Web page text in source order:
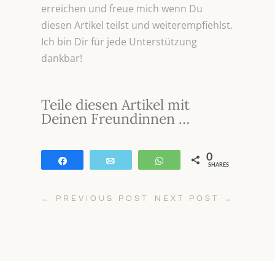
erreichen und freue mich wenn Du
diesen Artikel teilst und weiterempfiehlst.
Ich bin Dir für jede Unterstützung
dankbar!
Teile diesen Artikel mit
Deinen Freundinnen …
WhatsApp
0
SHARES
← PREVIOUS POST NEXT POST →